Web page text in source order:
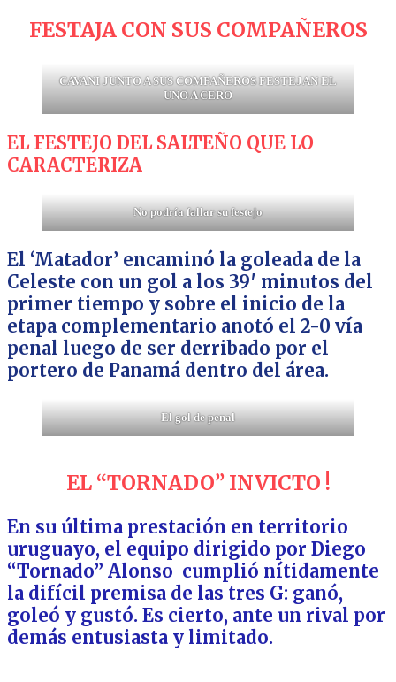
FESTAJA CON SUS COMPAÑEROS
CAVANI JUNTO A SUS COMPAÑEROS FESTEJAN EL
UNO A CERO
EL FESTEJO DEL SALTEÑO QUE LO
CARACTERIZA
No podría fallar su festejo
El ‘Matador’ encaminó la goleada de la
Celeste con un gol a los 39′ minutos del
primer tiempo y sobre el inicio de la
etapa complementario anotó el 2-0 vía
penal luego de ser derribado por el
portero de Panamá dentro del área.
El gol de penal
EL “TORNADO” INVICTO !
En su última prestación en territorio
uruguayo, el equipo dirigido por Diego
“Tornado” Alonso cumplió nítidamente
la difícil premisa de las tres G: ganó,
goleó y gustó. Es cierto, ante un rival por
demás entusiasta y limitado.